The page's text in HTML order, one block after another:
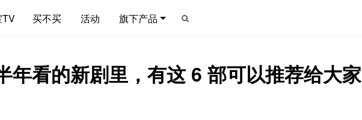
TV 买不买 活动 旗下产品
年看的新剧里，有这 6 部可以推荐给大家